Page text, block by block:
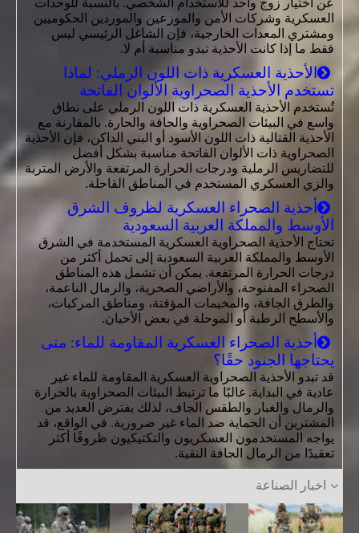
العسكرية وشركات الأمن والموزعين والموردين الحكوميين
ومشتري المعدات الخارجية، فإن الشاغل الرئيسي ليس
فقط ما إذا كانت الأحذية تبدو مناسبة أم لا.
الأحذية العسكرية ذات اللون الرملي: لماذا
تستخدم الأحذية الصحراوية الألوان الفاتحة
تُستخدم الأحذية العسكرية ذات اللون الرملي على نطاق
واسع في البيئات الصحراوية والجافة والحارة. بالمقارنة مع
الأحذية القتالية ذات اللون الأسود أو البني الداكن، فإن الأحذية
الصحراوية ذات الألوان الفاتحة مناسبة بشكل أفضل
للتضاريس الرملية ودرجات الحرارة المرتفعة والأرض المتربة
والزي العسكري المستخدم في المناطق القاحلة.
أحذية الصحراء العسكرية لظروف الشرق
الأوسط والمملكة العربية السعودية
تحتاج الأحذية الصحراوية العسكرية المستخدمة في الشرق
الأوسط والمملكة العربية السعودية إلى تحمل أكثر من
درجات الحرارة المرتفعة. يمكن أن تشمل هذه المناطق
الصحراء المفتوحة، والأراضي الصخرية، والرمال الناعمة،
والطرق الجافة، والمخيمات المؤقتة، ومناطق المركبات،
والأسطح الرطبة أو الموحلة في بعض الأحيان.
أحذية الصحراء العسكرية المقاومة للماء: متى
يحتاجها الجنود حقًا؟
قد تبدو الأحذية الصحراوية العسكرية المقاومة للماء غير
عادية في البداية. غالبًا ما ترتبط البيئات الصحراوية بالحرارة
والرمال والغبار والطقس الجاف، لذلك يفترض العديد من
المشترين أن الحماية ضد الماء غير ضرورية. في الواقع، قد
يواجه المستخدمون العسكريون والتكتيكيون ظروفًا أكثر
تعقيدًا من الرمال الجافة النقية.
اخبار الصناعة